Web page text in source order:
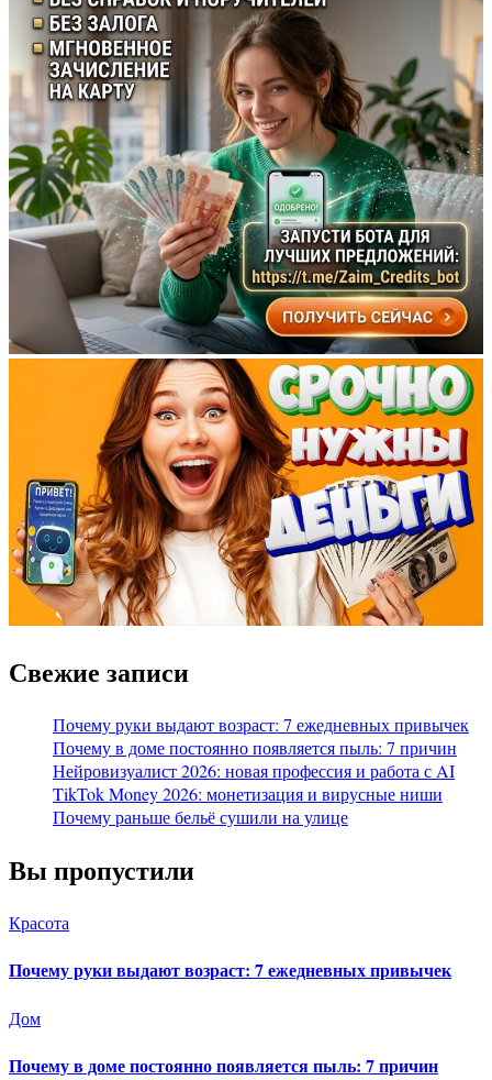
Свежие записи
Почему руки выдают возраст: 7 ежедневных привычек
Почему в доме постоянно появляется пыль: 7 причин
Нейровизуалист 2026: новая профессия и работа с AI
TikTok Money 2026: монетизация и вирусные ниши
Почему раньше бельё сушили на улице
Вы пропустили
Красота
Почему руки выдают возраст: 7 ежедневных привычек
Дом
Почему в доме постоянно появляется пыль: 7 причин